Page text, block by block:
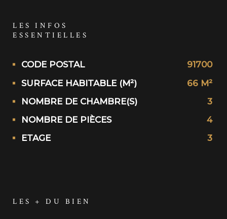
LES INFOS
ESSENTIELLES
Caractérisque Valeurs
CODE POSTAL
91700
SURFACE HABITABLE (M²)
66 M²
NOMBRE DE CHAMBRE(S)
3
NOMBRE DE PIÈCES
4
ETAGE
3
LES + DU BIEN